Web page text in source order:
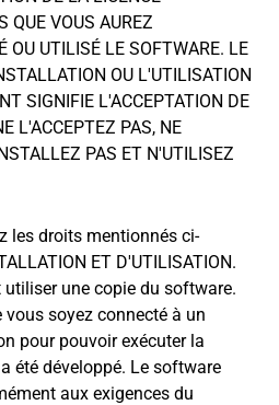
QUE VOUS AUREZ
OU UTILISÉ LE SOFTWARE. LE
OU L'UTILISATION
SIGNIFIE L'ACCEPTATION DE
L'ACCEPTEZ PAS, NE
PAS ET N'UTILISEZ
les droits mentionnés ci-
ET D'UTILISATION.
une copie du software.
soyez connecté à un
pour pouvoir exécuter la
été développé. Le software
aux exigences du